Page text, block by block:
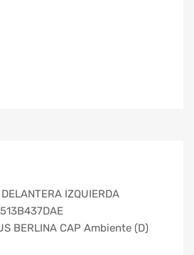
IZQUIERDA
BERLINA CAP Ambiente (D)